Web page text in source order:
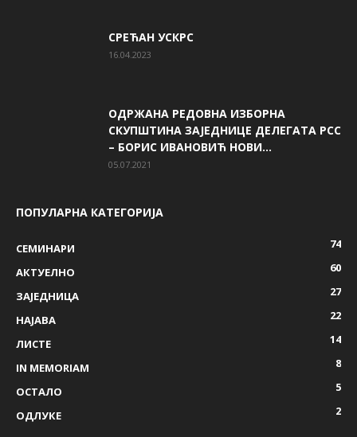
СРЕЋАН УСКРС
16.04.2023
ОДРЖАНА РЕДОВНА ИЗБОРНА
СКУПШТИНА ЗАЈЕДНИЦЕ ДЕЛЕГАТА РСС
– БОРИС ИВАНОВИЋ НОВИ...
05.07.2021
ПОПУЛАРНА КАТЕГОРИЈА
СЕМИНАРИ
74
AКТУЕЛНО
60
ЗАЈЕДНИЦА
27
НАЈАВА
22
ЛИСТЕ
14
IN MEMORIAM
8
ОСТАЛО
5
ОДЛУКЕ
2